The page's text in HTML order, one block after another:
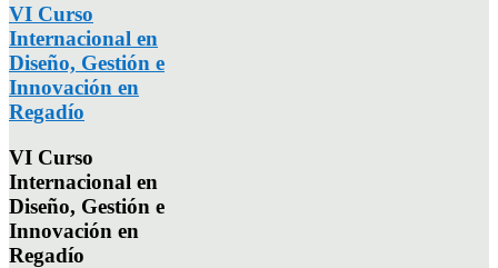
VI Curso
Internacional en
Diseño, Gestión e
Innovación en
Regadío
VI Curso
Internacional en
Diseño, Gestión e
Innovación en
Regadío